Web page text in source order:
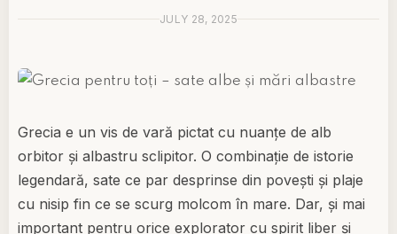
JULY 28, 2025
Grecia e un vis de vară pictat cu nuanțe de alb
orbitor și albastru sclipitor. O combinație de istorie
legendară, sate ce par desprinse din povești și plaje
cu nisip fin ce se scurg molcom în mare. Dar, și mai
important pentru orice explorator cu spirit liber și